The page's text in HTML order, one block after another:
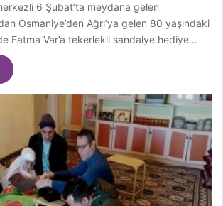
6 Şubat’ta meydana gelen
Osmaniye’den Ağrı’ya gelen 80 yaşındaki
Fatma Var’a tekerlekli sandalye hediye…